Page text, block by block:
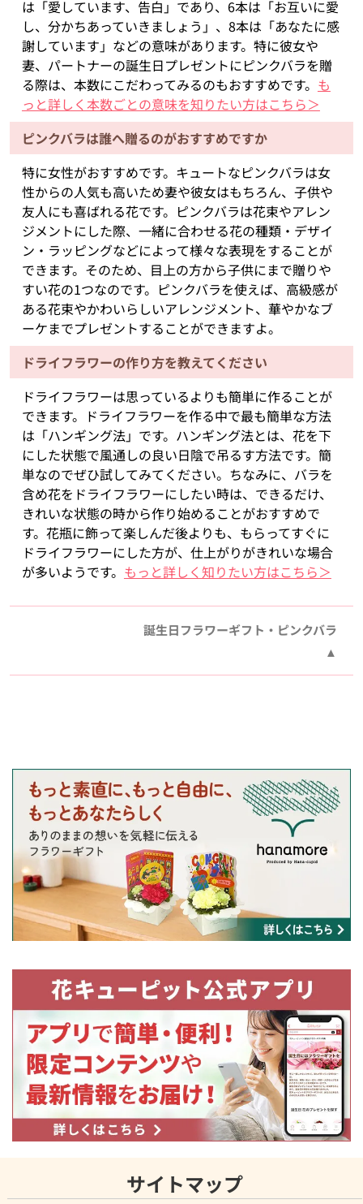
は「愛しています、告白」であり、6本は「お互いに愛
し、分かちあっていきましょう」、8本は「あなたに感
謝しています」などの意味があります。特に彼女や
妻、パートナーの誕生日プレゼントにピンクバラを贈
る際は、本数にこだわってみるのもおすすめです。 も
っと詳しく本数ごとの意味を知りたい方はこちら＞
ピンクバラは誰へ贈るのがおすすめですか
特に女性がおすすめです。キュートなピンクバラは女
性からの人気も高いため妻や彼女はもちろん、子供や
友人にも喜ばれる花です。ピンクバラは花束やアレン
ジメントにした際、一緒に合わせる花の種類・デザイ
ン・ラッピングなどによって様々な表現をすることが
できます。そのため、目上の方から子供にまで贈りや
すい花の1つなのです。ピンクバラを使えば、高級感が
ある花束やかわいらしいアレンジメント、華やかなブ
ーケまでプレゼントすることができますよ。
ドライフラワーの作り方を教えてください
ドライフラワーは思っているよりも簡単に作ることが
できます。ドライフラワーを作る中で最も簡単な方法
は「ハンギング法」です。ハンギング法とは、花を下
にした状態で風通しの良い日陰で吊るす方法です。簡
単なのでぜひ試してみてください。ちなみに、バラを
含め花をドライフラワーにしたい時は、できるだけ、
きれいな状態の時から作り始めることがおすすめで
す。花瓶に飾って楽しんだ後よりも、もらってすぐに
ドライフラワーにした方が、仕上がりがきれいな場合
が多いようです。 もっと詳しく知りたい方はこちら＞
誕生日フラワーギフト・ピンクバラ
サイトマップ